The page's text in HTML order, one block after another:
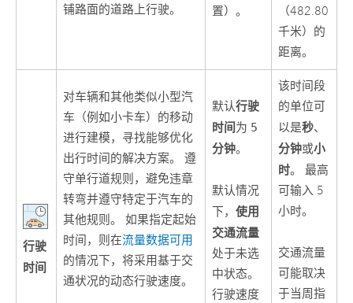
铺路面的道路上行驶。
置）。
（482.80
千米）的
距离。
行驶
时间
对车辆和其他类似小型汽
车（例如小卡车）的移动
进行建模，寻找能够优化
出行时间的解决方案。 遵
守单行道规则，避免违章
转弯并遵守特定于汽车的
其他规则。 如果指定起始
时间，则在流量数据可用
的情况下，将采用基于交
通状况的动态行驶速度。
默认行驶
时间为 5
分钟。
默认情况
下，使用
交通流量
处于未选
中状态。
行驶速度
该时间段
的单位可
以是秒、
分钟或小
时。 最高
可输入 5
小时。
交通流量
可能取决
于当周指